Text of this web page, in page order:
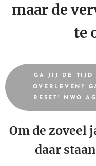
maar de
te
GA JIJ DE
OVERLEVEN?
RESET' NWO
Om de zoveel
daar